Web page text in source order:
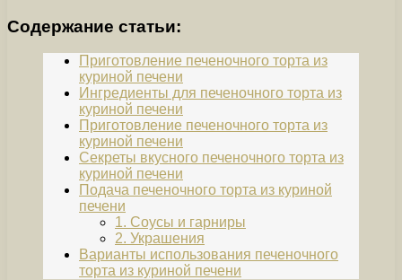
Содержание статьи:
Приготовление печеночного торта из
куриной печени
Ингредиенты для печеночного торта из
куриной печени
Приготовление печеночного торта из
куриной печени
Секреты вкусного печеночного торта из
куриной печени
Подача печеночного торта из куриной
печени
1. Соусы и гарниры
2. Украшения
Варианты использования печеночного
торта из куриной печени